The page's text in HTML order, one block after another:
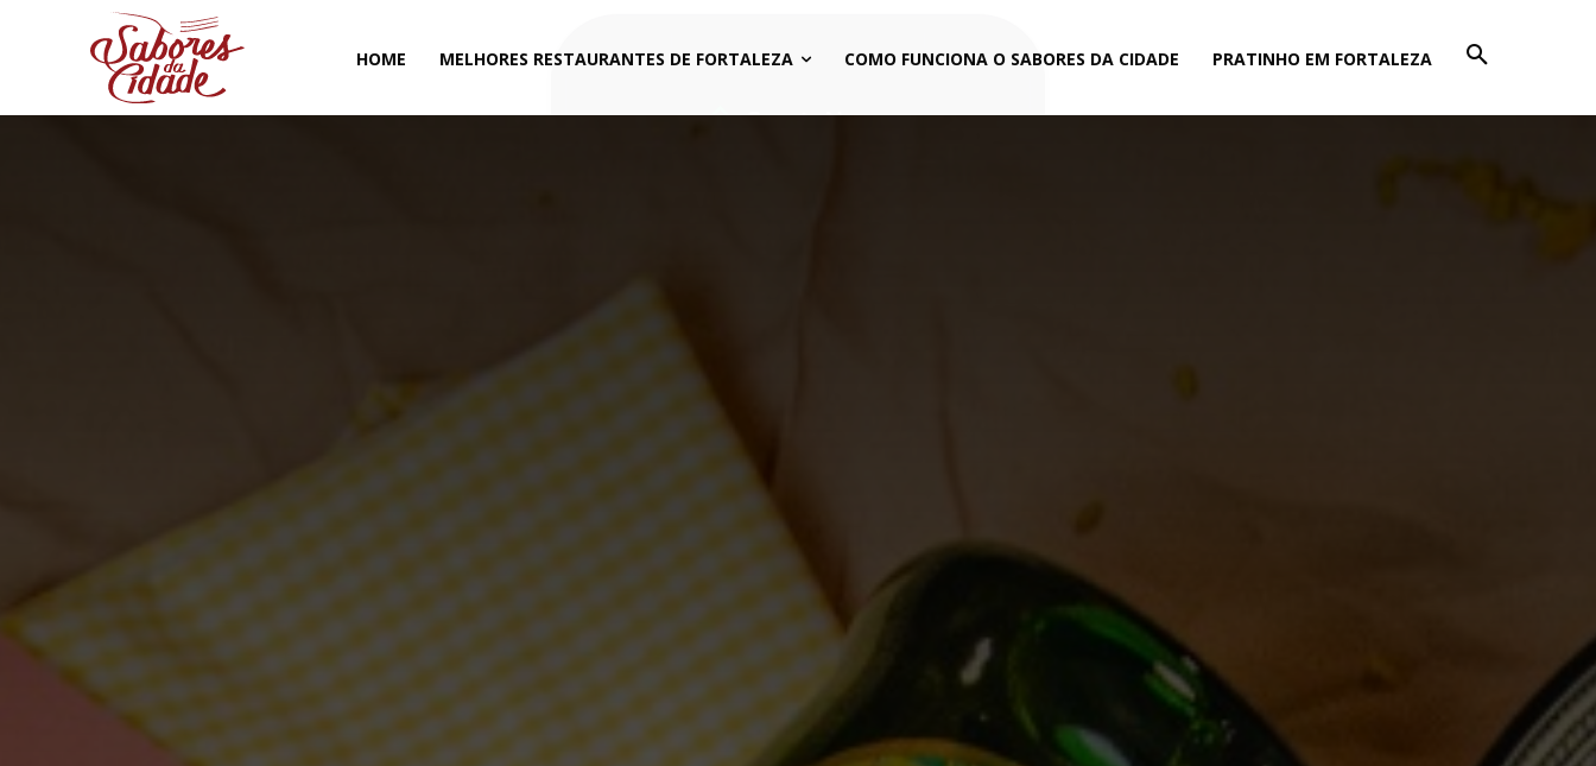
HOME MELHORES RESTAURANTES DE FORTALEZA COMO FUNCIONA O SABORES DA CIDADE PRATINHO EM FORTALEZA